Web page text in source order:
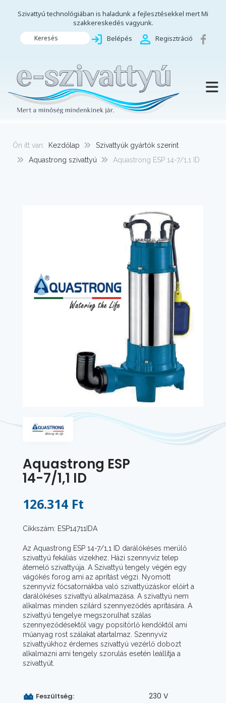
Szivattyú technológiában is haladunk a fejlesztésekkel mert Mi
szakkereskedés vagyunk.
Keresés Belépés Regisztráció
Ön itt van: Kezdőlap
Szivattyúk gyártók szerint
Aquastrong szivattyú
Aquastrong ESP 14-7/1,1 ID
Aquastrong ESP
14-7/1,1 ID
126.314 Ft
Cikkszám: ESP14711IDA
Az Aquastrong ESP 14-7/1,1 ID darálókéses merülő
szivattyú fekáliás vizekhez. Házi szennyvíz telep
átemelő szivattyúja. A Szivattyú tengely végén egy
vágókés forog ami az aprítást végzi. Nyomott
szennyvíz főcsatornákba való szivattyúzáskor előírt a
darálókéses szivattyú alkalmazása. A szivattyú nem
alkalmas minden szilárd szennyeződés aprítására. A
szivattyú tengelye megszorulhat szálas
szennyeződésektől vagy popsitörlő kendőktől ami
műanyag rost szálakat atartalmaz. Szennyvíz
szivattyúkhoz érdemes szivattyú vezérlő dobozt
alkalmazni ami tengely szorulás esetén leállítja a
szivattyút.
Feszültség: 230 V